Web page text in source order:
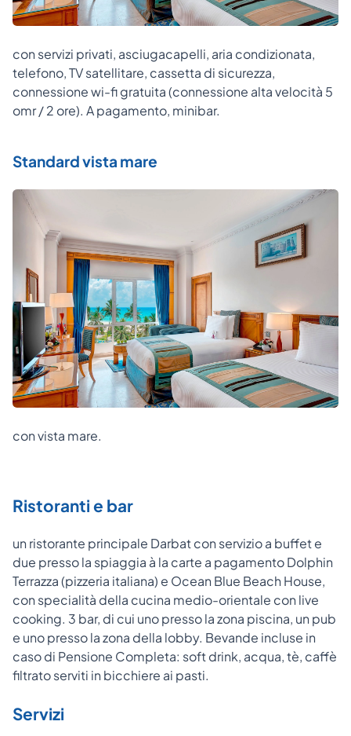
con servizi privati, asciugacapelli, aria condizionata,
telefono, TV satellitare, cassetta di sicurezza,
connessione wi-fi gratuita (connessione alta velocità 5
omr / 2 ore). A pagamento, minibar.
Standard vista mare
con vista mare.
Ristoranti e bar
un ristorante principale Darbat con servizio a buffet e
due presso la spiaggia à la carte a pagamento Dolphin
Terrazza (pizzeria italiana) e Ocean Blue Beach House,
con specialità della cucina medio-orientale con live
cooking. 3 bar, di cui uno presso la zona piscina, un pub
e uno presso la zona della lobby. Bevande incluse in
caso di Pensione Completa: soft drink, acqua, tè, caffè
filtrato serviti in bicchiere ai pasti.
Servizi